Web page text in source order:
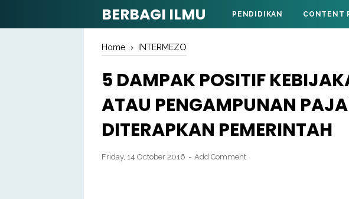
BERBAGI ILMU PENDIDIKAN CONTENT
Home › INTERMEZO
5 DAMPAK POSITIF
ATAU PENGAMPUNAN
DITERAPKAN PEMERINTAH
Friday, 14 October 2016 Add Comment